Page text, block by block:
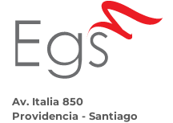
Av. Italia 850
Providencia - Santiago